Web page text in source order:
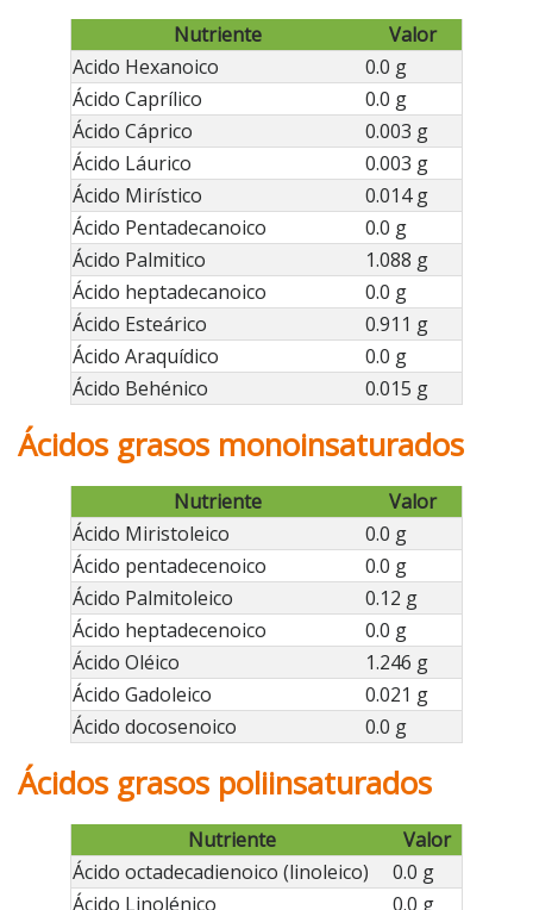
Nutriente
Valor
Acido Hexanoico
0.0 g
Ácido Caprílico
0.0 g
Ácido Cáprico
0.003 g
Ácido Láurico
0.003 g
Ácido Mirístico
0.014 g
Ácido Pentadecanoico
0.0 g
Ácido Palmitico
1.088 g
Ácido heptadecanoico
0.0 g
Ácido Esteárico
0.911 g
Ácido Araquídico
0.0 g
Ácido Behénico
0.015 g
Ácidos grasos monoinsaturados
Nutriente
Valor
Ácido Miristoleico
0.0 g
Ácido pentadecenoico
0.0 g
Ácido Palmitoleico
0.12 g
Ácido heptadecenoico
0.0 g
Ácido Oléico
1.246 g
Ácido Gadoleico
0.021 g
Ácido docosenoico
0.0 g
Ácidos grasos poliinsaturados
Nutriente
Valor
Ácido octadecadienoico (linoleico)
0.0 g
Ácido Linolénico
0.0 g